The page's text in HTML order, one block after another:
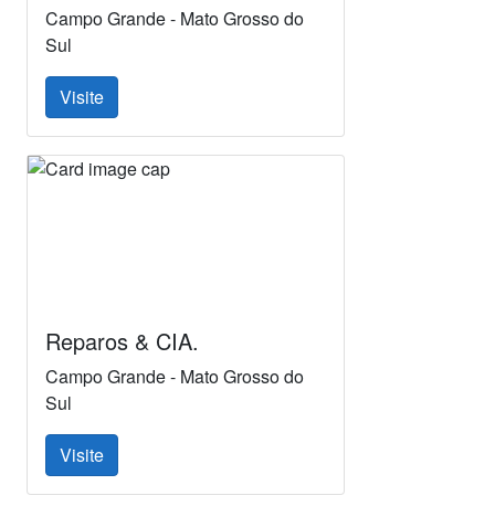
Campo Grande - Mato Grosso do
Sul
Visite
Reparos & CIA.
Campo Grande - Mato Grosso do
Sul
Visite